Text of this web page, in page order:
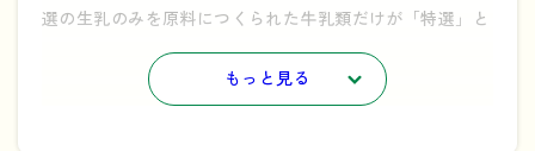
選の生乳のみを原料につくられた牛乳類だけが「特選」と
※2…「無脂肪」とは、100ml当たり脂質0.5ｇ未満のもの
です。（食品表示基準による）
もっと見る